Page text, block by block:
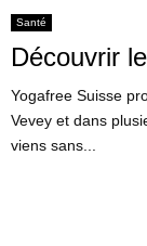
Santé
Découvrir
Yogafree Suisse
Vevey et dans
viens sans...